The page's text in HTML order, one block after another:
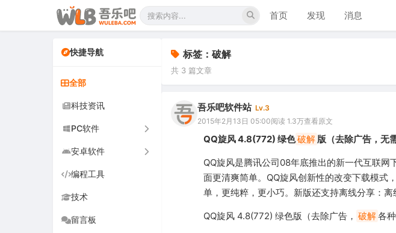
首页 发现 消息
快捷导航
全部
科技资讯
PC软件
办公软件
网络软件
音频视频
安卓软件
手机软件
车机软件
编程工具
技术
留言板
标签：破解
共 3 篇文章
吾乐吧软件站 Lv.3
2015年2月13日 05:00阅读 1.3万查看原文
QQ旋风 4.8(772) 绿色破解版（去除广告，无
QQ旋风是腾讯公司08年底推出的新一代互联
面更清爽简单。QQ旋风创新性的改变下载模式
单，更纯粹，更小巧。新版还支持离线分享：离
QQ旋风 4.8(772) 绿色版（去除广告， 破解各种